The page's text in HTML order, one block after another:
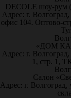
DECOLE шоу-рум
Адрес: г.
офис 104. Оптово-
«ДОМ
Адрес: г.
1, стр. 1,
Салон
Адрес: г. Волгоград,